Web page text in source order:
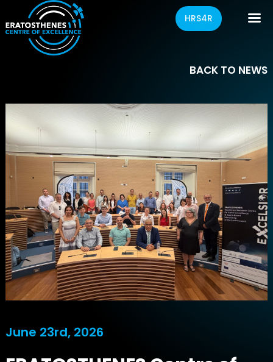
HRS4R
BACK TO NEWS
June 23rd, 2026